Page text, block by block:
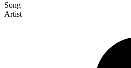
Song
Artist